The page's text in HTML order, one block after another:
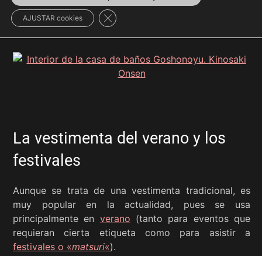
Elyukata(浴衣) es un tipo de prenda japonesa
tradicional confeccionada con algodón.
La vestimenta del verano y los
festivales
Aunque se trata de una vestimenta tradicional, es
muy popular en la actualidad, pues se usa
principalmente en verano (tanto para eventos que
requieran cierta etiqueta como para asistir a
festivales o «matsuri«).
AJUSTAR cookies Cerrar el banner de cookies RGPD